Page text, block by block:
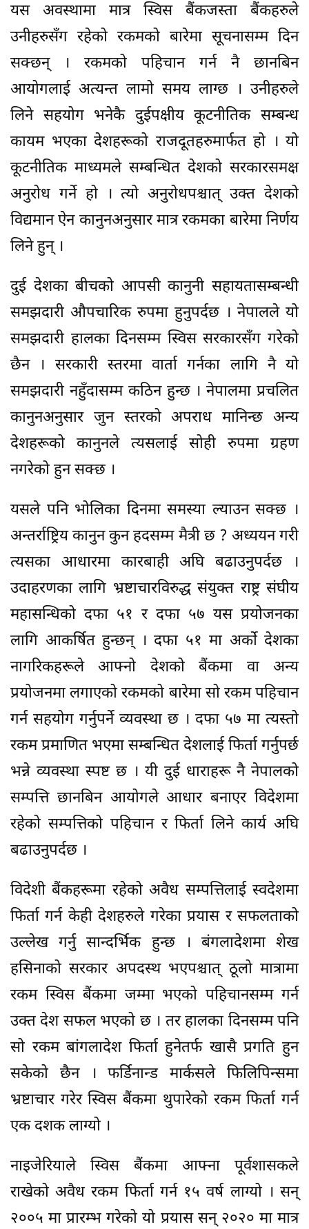
यस अवस्थामा मात्र स्विस बैंकजस्ता बैंकहरुले
उनीहरुसँग रहेको रकमको बारेमा सूचनासम्म दिन
सक्छन् । रकमको पहिचान गर्न नै छानबिन
आयोगलाई अत्यन्त लामो समय लाग्छ । उनीहरुले
लिने सहयोग भनेकै दुईपक्षीय कूटनीतिक सम्बन्ध
कायम भएका देशहरूको राजदूतहरुमार्फत हो । यो
कूटनीतिक माध्यमले सम्बन्धित देशको सरकारसमक्ष
अनुरोध गर्ने हो । त्यो अनुरोधपश्चात् उक्त देशको
विद्यमान ऐन कानुनअनुसार मात्र रकमका बारेमा निर्णय
लिने हुन् ।
दुई देशका बीचको आपसी कानुनी सहायतासम्बन्धी
समझदारी औपचारिक रुपमा हुनुपर्दछ । नेपालले यो
समझदारी हालका दिनसम्म स्विस सरकारसँग गरेको
छैन । सरकारी स्तरमा वार्ता गर्नका लागि नै यो
समझदारी नहुँदासम्म कठिन हुन्छ । नेपालमा प्रचलित
कानुनअनुसार जुन स्तरको अपराध मानिन्छ अन्य
देशहरूको कानुनले त्यसलाई सोही रुपमा ग्रहण
नगरेको हुन सक्छ ।
यसले पनि भोलिका दिनमा समस्या ल्याउन सक्छ ।
अन्तर्राष्ट्रिय कानुन कुन हदसम्म मैत्री छ ? अध्ययन गरी
त्यसका आधारमा कारबाही अघि बढाउनुपर्दछ ।
उदाहरणका लागि भ्रष्टाचारविरुद्ध संयुक्त राष्ट्र संघीय
महासन्धिको दफा ५१ र दफा ५७ यस प्रयोजनका
लागि आकर्षित हुन्छन् । दफा ५१ मा अर्को देशका
नागरिकहरूले आफ्नो देशको बैंकमा वा अन्य
प्रयोजनमा लगाएको रकमको बारेमा सो रकम पहिचान
गर्न सहयोग गर्नुपर्ने व्यवस्था छ । दफा ५७ मा त्यस्तो
रकम प्रमाणित भएमा सम्बन्धित देशलाई फिर्ता गर्नुपर्छ
भन्ने व्यवस्था स्पष्ट छ । यी दुई धाराहरू नै नेपालको
सम्पत्ति छानबिन आयोगले आधार बनाएर विदेशमा
रहेको सम्पत्तिको पहिचान र फिर्ता लिने कार्य अघि
बढाउनुपर्दछ ।
विदेशी बैंकहरूमा रहेको अवैध सम्पत्तिलाई स्वदेशमा
फिर्ता गर्न केही देशहरुले गरेका प्रयास र सफलताको
उल्लेख गर्नु सान्दर्भिक हुन्छ । बंगलादेशमा शेख
हसिनाको सरकार अपदस्थ भएपश्चात् ठूलो मात्रामा
रकम स्विस बैंकमा जम्मा भएको पहिचानसम्म गर्न
उक्त देश सफल भएको छ । तर हालका दिनसम्म पनि
सो रकम बांगलादेश फिर्ता हुनेतर्फ खासै प्रगति हुन
सकेको छैन । फर्डिनान्ड मार्कसले फिलिपिन्समा
भ्रष्टाचार गरेर स्विस बैंकमा थुपारेको रकम फिर्ता गर्न
एक दशक लाग्यो ।
नाइजेरियाले स्विस बैंकमा आफ्ना पूर्वशासकले
राखेको अवैध रकम फिर्ता गर्न १५ वर्ष लाग्यो । सन्
२००५ मा प्रारम्भ गरेको यो प्रयास सन् २०२० मा मात्र